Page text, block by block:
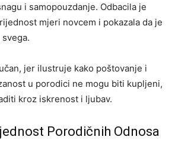
i samopouzdanje. Odbacila je
mjeri novcem i pokazala da je
jer ilustruje kako poštovanje i
u porodici ne mogu biti kupljeni,
kroz iskrenost i ljubav.
Porodičnih Odnosa